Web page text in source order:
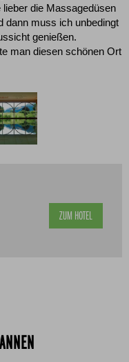
die Massagedüsen
dann muss ich unbedingt
genießen.
man diesen schönen Ort
ZUM HOTEL